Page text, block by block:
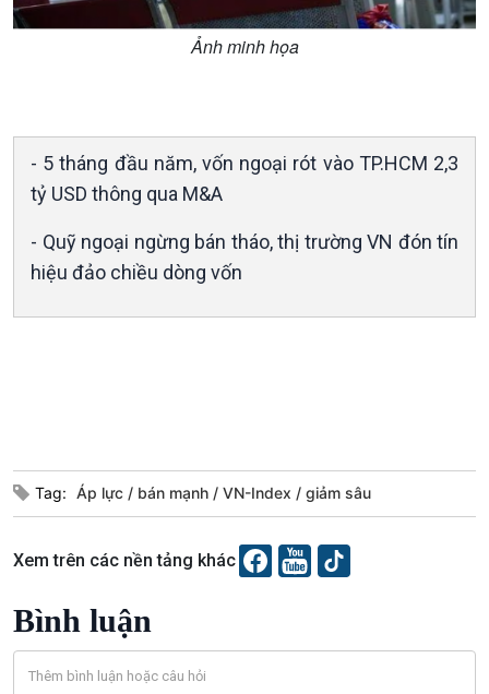
Xã hội
360 độ Sức khỏe
Chuyển đổi Xanh
Kết nối công nghệ
Tin Văn hoá & Du lịch
Chát với người nổi tiếng
Multimedia
Ảnh minh họa
- 5 tháng đầu năm, vốn ngoại rót vào TP.HCM 2,3
tỷ USD thông qua M&A
- Quỹ ngoại ngừng bán tháo, thị trường VN đón tín
hiệu đảo chiều dòng vốn
Tag: Áp lực bán mạnh VN-Index giảm sâu
Xem trên các nền tảng khác
Bình luận